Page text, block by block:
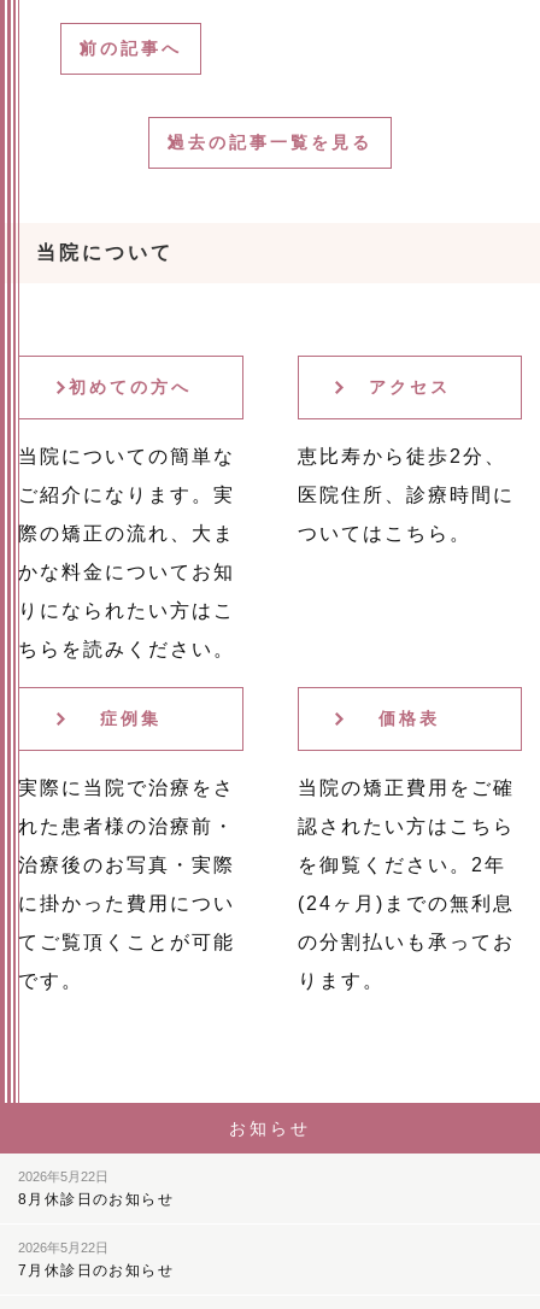
前の記事へ
過去の記事一覧を見る
当院について
初めての方へ
当院についての簡単な
ご紹介になります。実
際の矯正の流れ、大ま
かな料金についてお知
りになられたい方はこ
ちらを読みください。
アクセス
恵比寿から徒歩2分、
医院住所、診療時間に
ついてはこちら。
症例集
実際に当院で治療をさ
れた患者様の治療前・
治療後のお写真・実際
に掛かった費用につい
てご覧頂くことが可能
です。
価格表
当院の矯正費用をご確
認されたい方はこちら
を御覧ください。2年
(24ヶ月)までの無利息
の分割払いも承ってお
ります。
お知らせ
2026年5月22日
8月休診日のお知らせ
2026年5月22日
7月休診日のお知らせ